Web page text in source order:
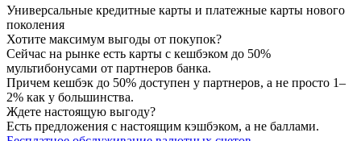
Универсальные кредитные карты и платежные карты нового
поколения
Хотите максимум выгоды от покупок?
Сейчас на рынке есть карты с кешбэком до 50%
мультибонусами от партнеров банка.
Причем кешбэк до 50% доступен у партнеров, а не просто 1–
2% как у большинства.
Ждете настоящую выгоду?
Есть предложения с настоящим кэшбэком, а не баллами.